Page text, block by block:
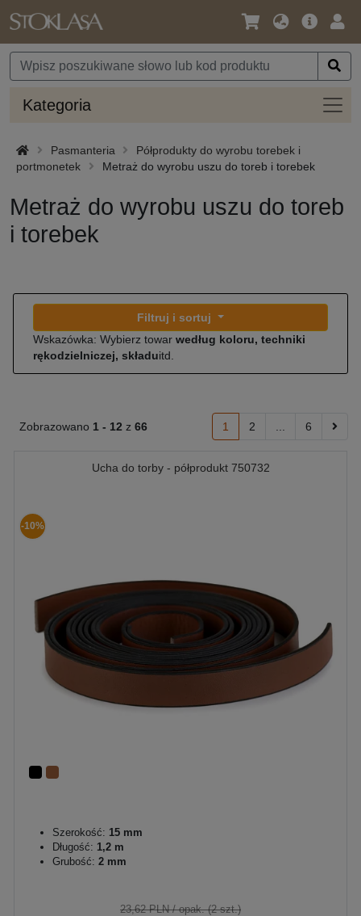
Język
Waluta
Oferta
Kategoria
Pasmanteria
Półprodukty do wyrobu torebek i
portmonetek
Metraż do wyrobu uszu do toreb i torebek
Metraż do wyrobu uszu do toreb
i torebek
Filtruj i sortuj
Wskazówka: Wybierz towar według koloru, techniki
rękodzielniczej, składuitd.
Zobrazowano 1 - 12 z 66 1 2 6
Ucha do torby - półprodukt 750732
-10%
Szerokość: 15 mm
Długość: 1,2 m
Grubość: 2 mm
23,62 PLN/ opak. (2 szt.)